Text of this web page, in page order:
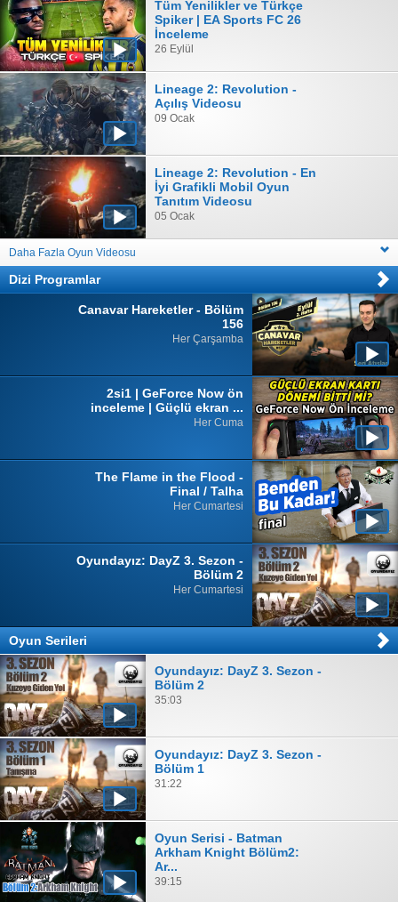
Tüm Yenilikler ve Türkçe
Spiker | EA Sports FC 26
İnceleme
26 Eylül
Lineage 2: Revolution -
Açılış Videosu
09 Ocak
Lineage 2: Revolution - En
İyi Grafikli Mobil Oyun
Tanıtım Videosu
05 Ocak
Daha Fazla Oyun Videosu
Dizi Programlar
Canavar Hareketler - Bölüm
156
Her Çarşamba
2si1 | GeForce Now ön
inceleme | Güçlü ekran ...
Her Cuma
The Flame in the Flood -
Final / Talha
Her Cumartesi
Oyundayız: DayZ 3. Sezon -
Bölüm 2
Her Cumartesi
Oyun Serileri
Oyundayız: DayZ 3. Sezon -
Bölüm 2
35:03
Oyundayız: DayZ 3. Sezon -
Bölüm 1
31:22
Oyun Serisi - Batman
Arkham Knight Bölüm2:
Ar...
39:15